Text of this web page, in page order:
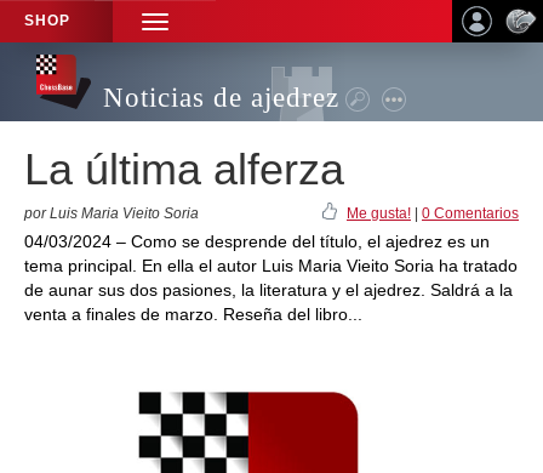
SHOP
TOGGLE
NAVIGATION
Noticias de ajedrez
La última alferza
por Luis Maria Vieito Soria Me gusta! 0 Comentarios
04/03/2024 – Como se desprende del título, el ajedrez es un
tema principal. En ella el autor Luis Maria Vieito Soria ha tratado
de aunar sus dos pasiones, la literatura y el ajedrez. Saldrá a la
venta a finales de marzo. Reseña del libro...